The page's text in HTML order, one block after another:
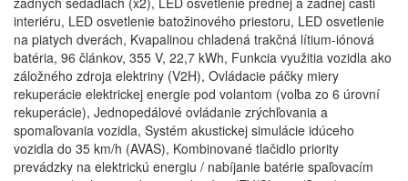
interiéru, LED osvetlenie batožinového priestoru, LED osvetlenie
na piatych dverách, Kvapalinou chladená trakčná lítium-iónová
batéria, 96 článkov, 355 V, 22,7 kWh, Funkcia využitia vozidla ako
záložného zdroja elektriny (V2H), Ovládacie páčky miery
rekuperácie elektrickej energie pod volantom (voľba zo 6 úrovní
rekuperácie), Jednopedálové ovládanie zrýchľovania a
spomaľovania vozidla, Systém akustickej simulácie idúceho
vozidla do 35 km/h (AVAS), Kombinované tlačidlo priority
prevádzky na elektrickú energiu / nabíjanie batérie spaľovacím